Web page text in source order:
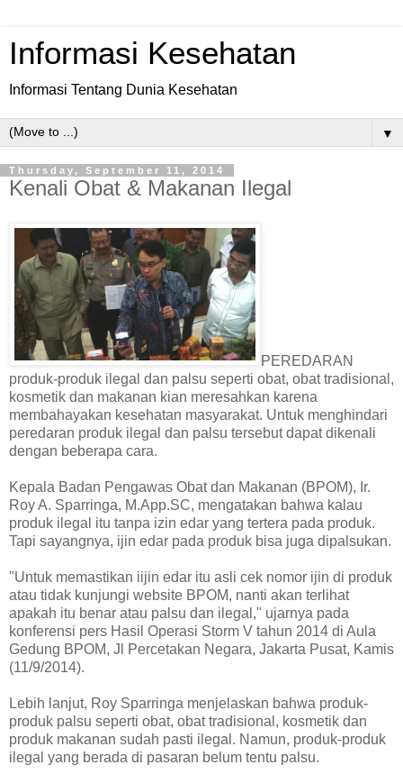
Informasi Kesehatan
Informasi Tentang Dunia Kesehatan
▼
Thursday, September 11, 2014
Kenali Obat & Makanan Ilegal
PEREDARAN
produk-produk ilegal dan palsu seperti obat, obat tradisional,
kosmetik dan makanan kian meresahkan karena
membahayakan kesehatan masyarakat. Untuk menghindari
peredaran produk ilegal dan palsu tersebut dapat dikenali
dengan beberapa cara.
Kepala Badan Pengawas Obat dan Makanan (BPOM), Ir.
Roy A. Sparringa, M.App.SC, mengatakan bahwa kalau
produk ilegal itu tanpa izin edar yang tertera pada produk.
Tapi sayangnya, ijin edar pada produk bisa juga dipalsukan.
"Untuk memastikan iijin edar itu asli cek nomor ijin di produk
atau tidak kunjungi website BPOM, nanti akan terlihat
apakah itu benar atau palsu dan ilegal," ujarnya pada
konferensi pers Hasil Operasi Storm V tahun 2014 di Aula
Gedung BPOM, Jl Percetakan Negara, Jakarta Pusat, Kamis
(11/9/2014).
Lebih lanjut, Roy Sparringa menjelaskan bahwa produk-
produk palsu seperti obat, obat tradisional, kosmetik dan
produk makanan sudah pasti ilegal. Namun, produk-produk
ilegal yang berada di pasaran belum tentu palsu.